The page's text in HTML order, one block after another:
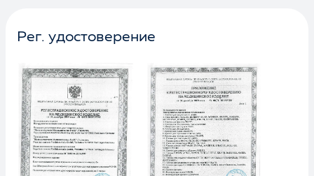
Рег. удостоверение